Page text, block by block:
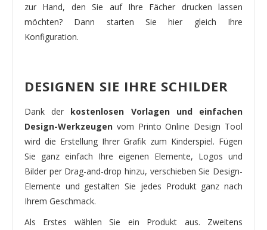
zur Hand, den Sie auf Ihre Fächer drucken lassen
möchten? Dann starten Sie hier gleich Ihre
Konfiguration.
DESIGNEN SIE IHRE SCHILDER
Dank der kostenlosen Vorlagen und einfachen
Design-Werkzeugen vom Printo Online Design Tool
wird die Erstellung Ihrer Grafik zum Kinderspiel. Fügen
Sie ganz einfach Ihre eigenen Elemente, Logos und
Bilder per Drag-and-drop hinzu, verschieben Sie Design-
Elemente und gestalten Sie jedes Produkt ganz nach
Ihrem Geschmack.
Als Erstes wählen Sie ein Produkt aus. Zweitens